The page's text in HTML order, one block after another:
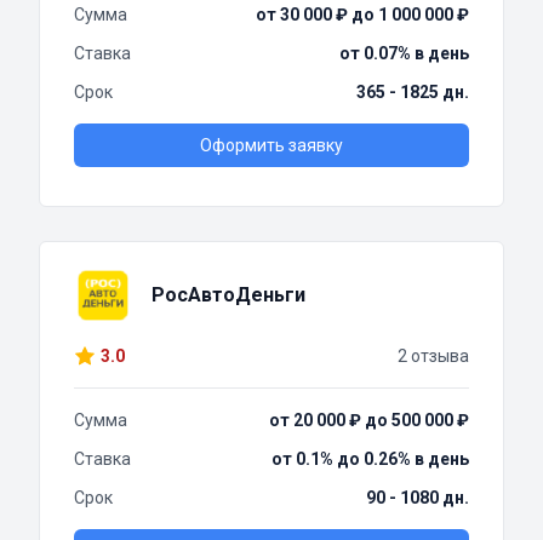
Сумма
от 30 000 ₽ до 1 000 000 ₽
Ставка
от 0.07% в день
Срок
365 - 1825 дн.
Оформить заявку
РосАвтоДеньги
3.0 2 отзыва
Сумма
от 20 000 ₽ до 500 000 ₽
Ставка
от 0.1% до 0.26% в день
Срок
90 - 1080 дн.